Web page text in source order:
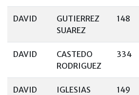
DAVID
GUTIERREZ
SUAREZ
148
DAVID
CASTEDO
RODRIGUEZ
334
DAVID
IGLESIAS
149